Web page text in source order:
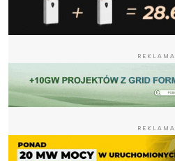
REKLAMA
REKLAMA